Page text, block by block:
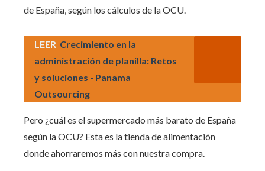
de España, según los cálculos de la OCU.
LEER Crecimiento en la
administración de planilla: Retos
y soluciones - Panama
Outsourcing
Pero ¿cuál es el supermercado más barato de España
según la OCU? Esta es la tienda de alimentación
donde ahorraremos más con nuestra compra.